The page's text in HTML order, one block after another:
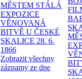
MĚSTEM STÁLÁ
EXPOZICE
VĚNOVANÁ
BITVĚ U ČESKÉ
SKALICE 28. 6.
1866
Zobrazit všechny
záznamy ze dne